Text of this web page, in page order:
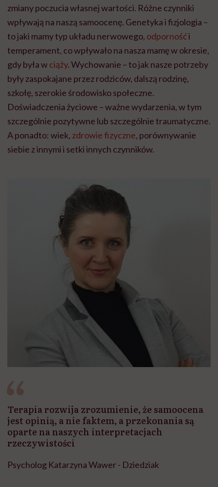
zmiany poczucia własnej wartości. Różne czynniki
wpływają na naszą samoocenę. Genetyka i fizjologia –
to jaki mamy typ układu nerwowego, odpornośći
temperament, co wpływało na nasza mamę w okresie,
gdy była wciąży. Wychowanie – to jak nasze potrzeby
były zaspokajane przez rodziców, dalszą rodzinę,
szkołę, szerokie środowisko społeczne.
Doświadczenia życiowe – ważne wydarzenia, w tym
szczególnie pozytywne lub szczególnie traumatyczne.
A ponadto: wiek, zdrowie fizyczne, porównywanie
siebie z innymi i setki innych czynników.
Terapia rozwija zrozumienie, że samoocena
jest opinią, a nie faktem, a przekonania są
oparte na naszych interpretacjach
rzeczywistości
Psycholog Katarzyna Wawer - Dziedziak